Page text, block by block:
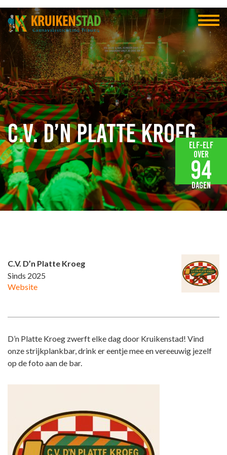
C.V. D’n Platte Kroeg
C.V. D’n Platte Kroeg
Sinds 2025
Website
D’n Platte Kroeg zwerft elke dag door Kruikenstad! Vind
onze strijkplankbar, drink er eentje mee en vereeuwig jezelf
op de foto aan de bar.
Elf-elf
over
94
dagen